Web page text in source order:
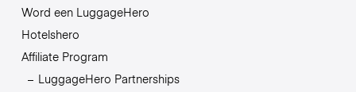
Word een LuggageHero
Hotelshero
Affiliate Program
LuggageHero Partnerships